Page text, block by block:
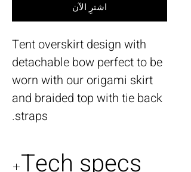
اشترِ الآن
Tent overskirt design with
detachable bow perfect to be
worn with our origami skirt
and braided top with tie back
straps.
Tech specs